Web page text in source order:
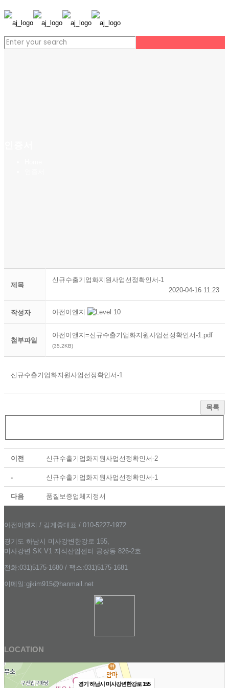
제목
신규수출기업화지원사업선정확인서-1
2020-04-16 11:23
작성자 아전이엔지
첨부파일
아전이앤지=신규수출기업화지원사업선정확인서-1.pdf
(35.2KB)
신규수출기업화지원사업선정확인서-1
목록
이전 신규수출기업화지원사업선정확인서-2
- 신규수출기업화지원사업선정확인서-1
다음 품질보증업체지정서
아전이엔지 / 김계중대표 / 010-5227-1972
경기도 하남시 미사강변한강로 155,
미사강변 SK V1 지식산업센터 공장동 826-2호
전화:031)5175-1680 / 팩스:031)5175-1681
이메일:gjkim915@hanmail.net
LOCATION
경기 하남시 미사강변한강로 155